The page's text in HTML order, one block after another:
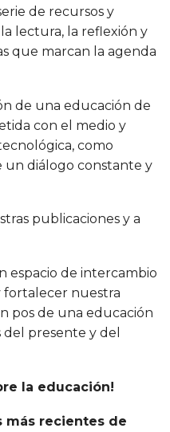
de recursos y
lectura, la reflexión y
que marcan la agenda
de una educación de
con el medio y
como
un diálogo constante y
publicaciones y a
espacio de intercambio
fortalecer nuestra
pos de una educación
presente y del
la educación!
más recientes de